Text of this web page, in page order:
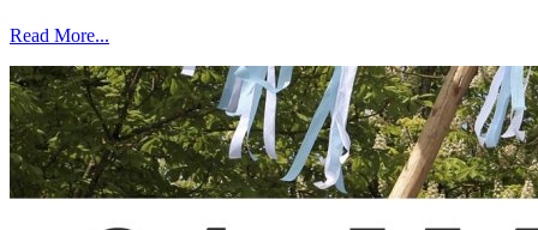
Read More...